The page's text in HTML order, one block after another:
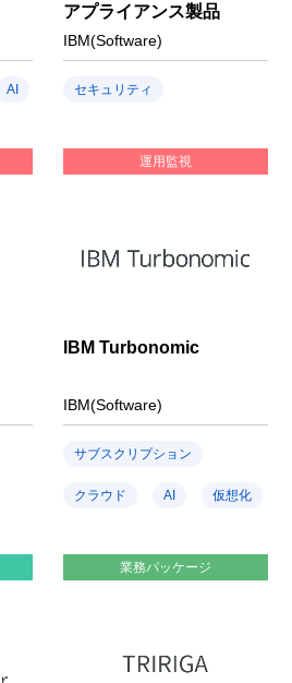
AI
アプライアンス製品
IBM(Software)
セキュリティ
運用監視
IBM Turbonomic
IBM(Software)
サブスクリプション
クラウド AI 仮想化
業務パッケージ